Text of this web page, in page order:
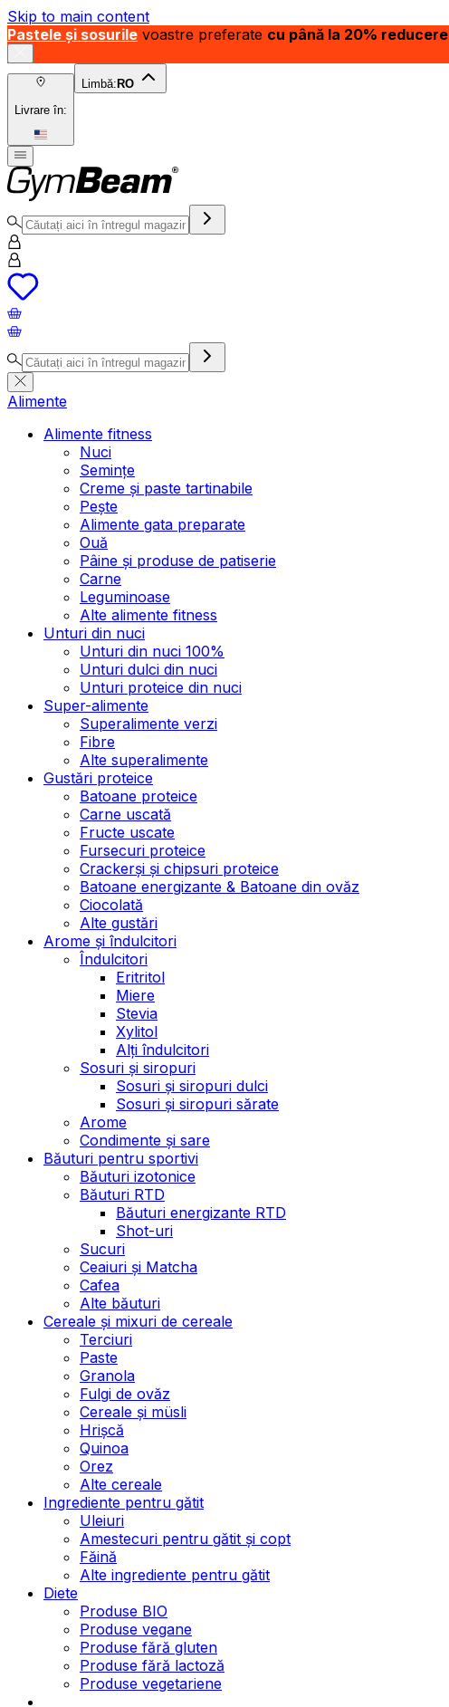
Skip to main content
Pastele și sosurile voastre preferate cu până la 20% reducere
Livrare în:
Limbă: RO
Alimente
Alimente fitness
Nuci
Semințe
Creme și paste tartinabile
Pește
Alimente gata preparate
Ouă
Pâine și produse de patiserie
Carne
Leguminoase
Alte alimente fitness
Unturi din nuci
Unturi din nuci 100%
Unturi dulci din nuci
Unturi proteice din nuci
Super-alimente
Superalimente verzi
Fibre
Alte superalimente
Gustări proteice
Batoane proteice
Carne uscată
Fructe uscate
Fursecuri proteice
Crackerși și chipsuri proteice
Batoane energizante & Batoane din ovăz
Ciocolată
Alte gustări
Arome și îndulcitori
Îndulcitori
Eritritol
Miere
Stevia
Xylitol
Alți îndulcitori
Sosuri și siropuri
Sosuri și siropuri dulci
Sosuri și siropuri sărate
Arome
Condimente și sare
Băuturi pentru sportivi
Băuturi izotonice
Băuturi RTD
Băuturi energizante RTD
Shot-uri
Sucuri
Ceaiuri și Matcha
Cafea
Alte băuturi
Cereale și mixuri de cereale
Terciuri
Paste
Granola
Fulgi de ovăz
Cereale și müsli
Hrișcă
Quinoa
Orez
Alte cereale
Ingrediente pentru gătit
Uleiuri
Amestecuri pentru gătit și copt
Făină
Alte ingrediente pentru gătit
Diete
Produse BIO
Produse vegane
Produse fără gluten
Produse fără lactoză
Produse vegetariene